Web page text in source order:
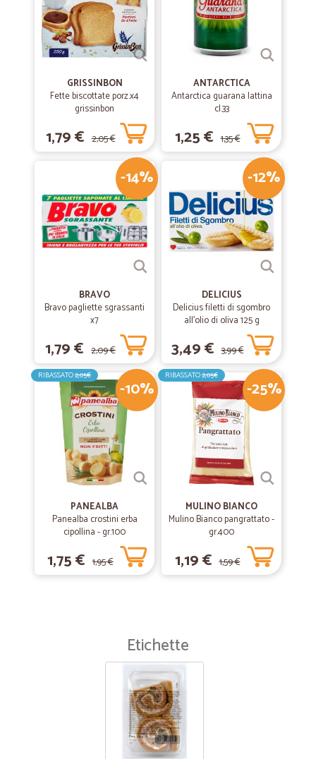
GRISSINBON
Fette biscottate porz.x4
grissinbon
1,79 € 2,05 €
ANTARCTICA
Antarctica guarana lattina
cl.33
1,25 € 1,35 €
-14%
BRAVO
Bravo pagliette sgrassanti
x7
1,79 € 2,09 €
-12%
DELICIUS
Delicius filetti di sgombro
all'olio di oliva 125 g
3,49 € 3,99 €
-10%
RIBASSATO2,05€
PANEALBA
Panealba crostini erba
cipollina - gr.100
1,75 € 1,95 €
-25%
RIBASSATO2,05€
MULINO BIANCO
Mulino Bianco pangrattato -
gr.400
1,19 € 1,59 €
Etichette